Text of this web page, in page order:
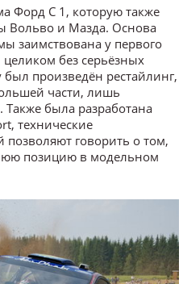
Форд С 1, которую также
Вольво и Мазда. Основа
заимствована у первого
без серьёзных
произведён рестайлинг,
части, лишь
Также была разработана
технические
позволяют говорить о том,
позицию в модельном